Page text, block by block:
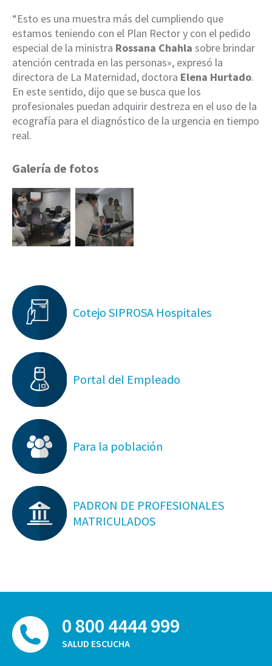
“Esto es una muestra más del cumpliendo que
estamos teniendo con el Plan Rector y con el pedido
especial de la ministra Rossana Chahla sobre brindar
atención centrada en las personas», expresó la
directora de La Maternidad, doctora Elena Hurtado.
En este sentido, dijo que se busca que los
profesionales puedan adquirir destreza en el uso de la
ecografía para el diagnóstico de la urgencia en tiempo
real.
Galería de fotos
Cotejo SIPROSA Hospitales
Portal del Empleado
Para la población
PADRON DE PROFESIONALES
MATRICULADOS
0 800 4444 999
SALUD ESCUCHA